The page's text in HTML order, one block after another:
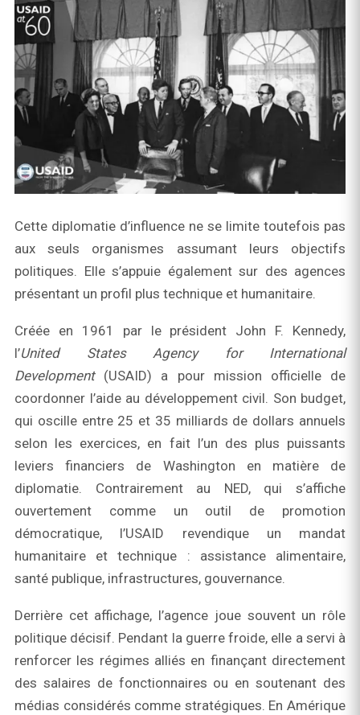
Cette diplomatie d’influence ne se limite toutefois pas
aux seuls organismes assumant leurs objectifs
politiques. Elle s’appuie également sur des agences
présentant un profil plus technique et humanitaire.
Créée en 1961 par le président John F. Kennedy,
l’United States Agency for International
Development(USAID) a pour mission officielle de
coordonner l’aide au développement civil. Son budget,
qui oscille entre 25 et 35 milliards de dollars annuels
selon les exercices, en fait l’un des plus puissants
leviers financiers de Washington en matière de
diplomatie. Contrairement au NED, qui s’affiche
ouvertement comme un outil de promotion
démocratique, l’USAID revendique un mandat
humanitaire et technique : assistance alimentaire,
santé publique, infrastructures, gouvernance.
Derrière cet affichage, l’agence joue souvent un rôle
politique décisif. Pendant la guerre froide, elle a servi à
renforcer les régimes alliés en finançant directement
des salaires de fonctionnaires ou en soutenant des
médias considérés comme stratégiques. En Amérique